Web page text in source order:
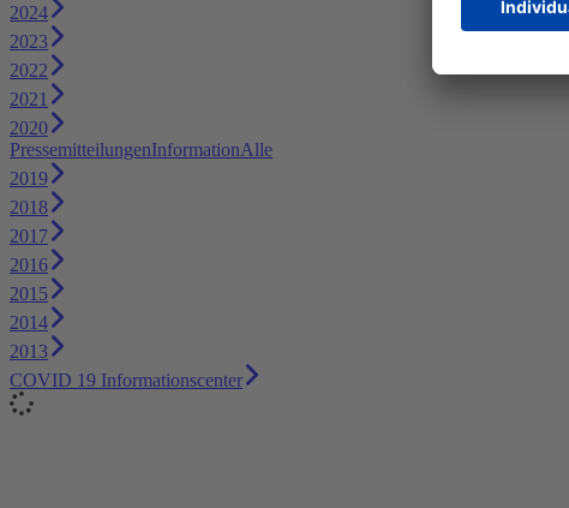
2024
2023
2022
2021
2020
PressemitteilungenInformationAlle
2019
2018
2017
2016
2015
2014
2013
COVID 19 Informationscenter